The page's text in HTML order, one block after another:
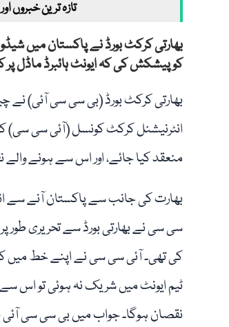
تازہ ترین خبروں
بھارتی کرکٹ بورڈ نے پاکستان میں
کو پیشکش کی کہ ایونٹ ہائبرڈ ماڈل پر
انٹرنیشنل کرکٹ کونسل (آئی سی سی)
منعقد کیا جائے، اور اس سے ہونے والے
بھارت کی جانب سے پاکستان آنے سے
سی سی نے بھارتی بورڈ سے تحریری
کی تھی۔ آئی سی سی نے اپنے خط میں
نقصان ہوگا۔ جواب میں بی سی سی آئی